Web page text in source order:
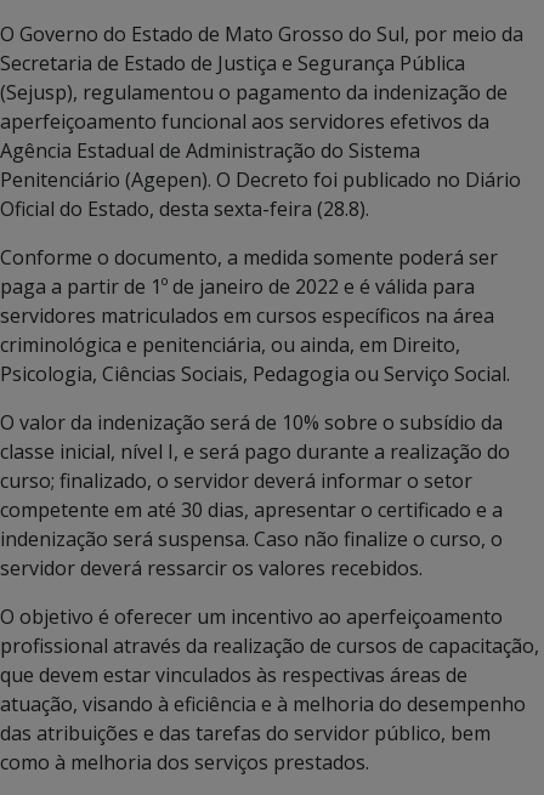
O Governo do Estado de Mato Grosso do Sul, por meio da
Secretaria de Estado de Justiça e Segurança Pública
(Sejusp), regulamentou o pagamento da indenização de
aperfeiçoamento funcional aos servidores efetivos da
Agência Estadual de Administração do Sistema
Penitenciário (Agepen). O Decreto foi publicado no Diário
Oficial do Estado, desta sexta-feira (28.8).
Conforme o documento, a medida somente poderá ser
paga a partir de 1º de janeiro de 2022 e é válida para
servidores matriculados em cursos específicos na área
criminológica e penitenciária, ou ainda, em Direito,
Psicologia, Ciências Sociais, Pedagogia ou Serviço Social.
O valor da indenização será de 10% sobre o subsídio da
classe inicial, nível I, e será pago durante a realização do
curso; finalizado, o servidor deverá informar o setor
competente em até 30 dias, apresentar o certificado e a
indenização será suspensa. Caso não finalize o curso, o
servidor deverá ressarcir os valores recebidos.
O objetivo é oferecer um incentivo ao aperfeiçoamento
profissional através da realização de cursos de capacitação,
que devem estar vinculados às respectivas áreas de
atuação, visando à eficiência e à melhoria do desempenho
das atribuições e das tarefas do servidor público, bem
como à melhoria dos serviços prestados.